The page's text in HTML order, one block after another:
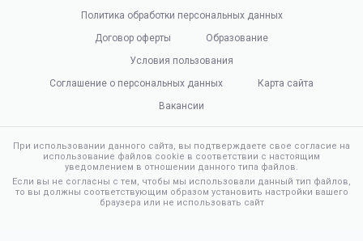
Политика обработки персональных данных
Договор оферты
Образование
Условия пользования
Соглашение о персональных данных
Карта сайта
Вакансии
При использовании данного сайта, вы подтверждаете свое согласие на
использование файлов cookie в соответствии с настоящим
уведомлением в отношении данного типа файлов.
Если вы не согласны с тем, чтобы мы использовали данный тип файлов,
то вы должны соответствующим образом установить настройки вашего
браузера или не использовать сайт